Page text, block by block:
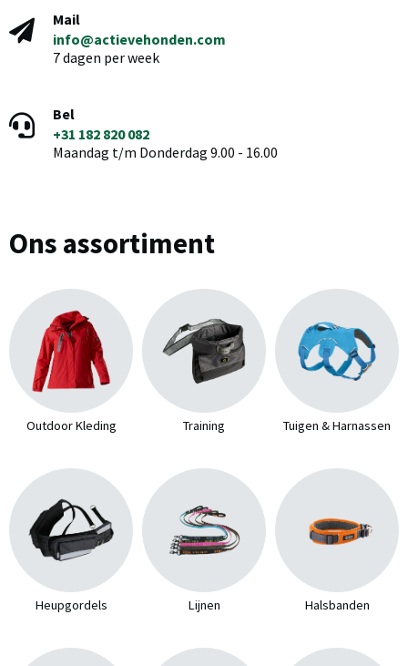
Mail
info@actievehonden.com
7 dagen per week
Bel
+31 182 820 082
Maandag t/m Donderdag 9.00 - 16.00
Ons assortiment
Outdoor Kleding Training Tuigen & Harnassen
Heupgordels Lijnen Halsbanden